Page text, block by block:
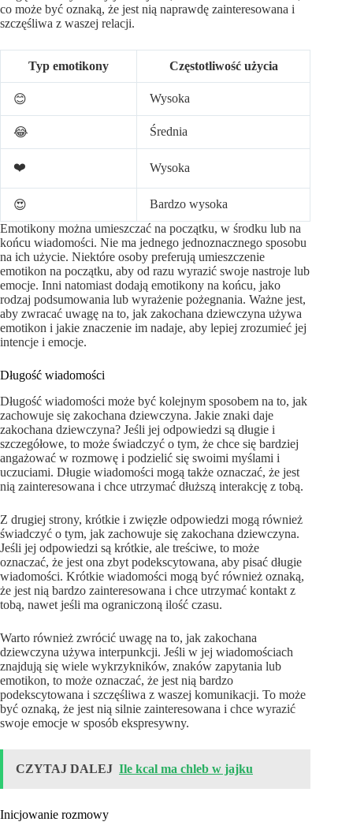
co może być oznaką, że jest nią naprawdę zainteresowana i
szczęśliwa z waszej relacji.
Typ emotikony Częstotliwość użycia
😊 Wysoka
😂 Średnia
❤️ Wysoka
😍
Bardzo wysoka
Emotikony można umieszczać na początku, w środku lub na
końcu wiadomości. Nie ma jednego jednoznacznego sposobu
na ich użycie. Niektóre osoby preferują umieszczenie
emotikon na początku, aby od razu wyrazić swoje nastroje lub
emocje. Inni natomiast dodają emotikony na końcu, jako
rodzaj podsumowania lub wyrażenie pożegnania. Ważne jest,
aby zwracać uwagę na to, jak zakochana dziewczyna używa
emotikon i jakie znaczenie im nadaje, aby lepiej zrozumieć jej
intencje i emocje.
Długość wiadomości
Długość wiadomości może być kolejnym sposobem na to, jak
zachowuje się zakochana dziewczyna. Jakie znaki daje
zakochana dziewczyna? Jeśli jej odpowiedzi są długie i
szczegółowe, to może świadczyć o tym, że chce się bardziej
angażować w rozmowę i podzielić się swoimi myślami i
uczuciami. Długie wiadomości mogą także oznaczać, że jest
nią zainteresowana i chce utrzymać dłuższą interakcję z tobą.
Z drugiej strony, krótkie i zwięzłe odpowiedzi mogą również
świadczyć o tym, jak zachowuje się zakochana dziewczyna.
Jeśli jej odpowiedzi są krótkie, ale treściwe, to może
oznaczać, że jest ona zbyt podekscytowana, aby pisać długie
wiadomości. Krótkie wiadomości mogą być również oznaką,
że jest nią bardzo zainteresowana i chce utrzymać kontakt z
tobą, nawet jeśli ma ograniczoną ilość czasu.
Warto również zwrócić uwagę na to, jak zakochana
dziewczyna używa interpunkcji. Jeśli w jej wiadomościach
znajdują się wiele wykrzykników, znaków zapytania lub
emotikon, to może oznaczać, że jest nią bardzo
podekscytowana i szczęśliwa z waszej komunikacji. To może
być oznaką, że jest nią silnie zainteresowana i chce wyrazić
swoje emocje w sposób ekspresywny.
CZYTAJ DALEJ Ile kcal ma chleb w jajku
Inicjowanie rozmowy